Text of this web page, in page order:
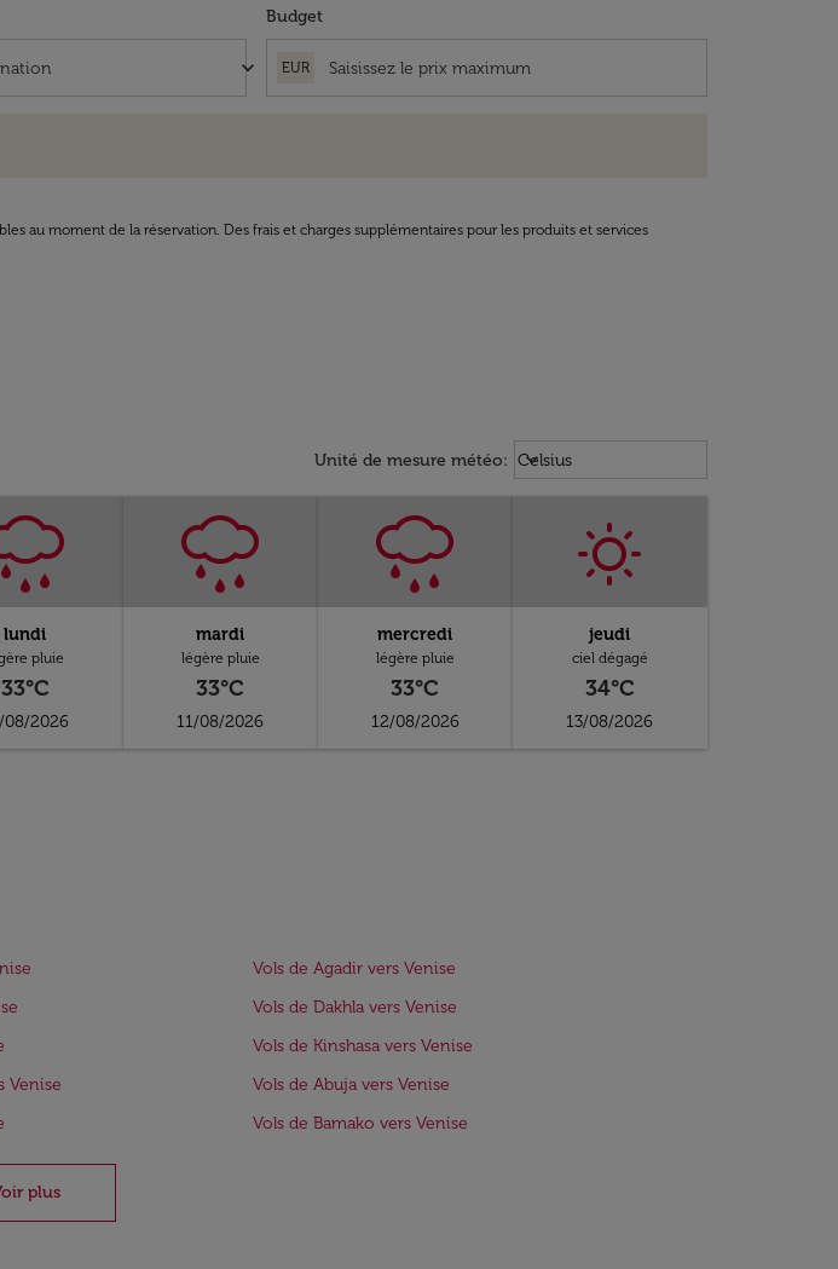
keyboard_arrow_down
Budget
EUR
au moment de la réservation. Des frais et charges supplémentaires pour les produits et services
Unité de mesure météo: Weather unit option Celsius
Celsius
keyboard_arrow_down
lundi
pluie
33°C
08/2026
mardi
légère pluie
33°C
11/08/2026
mercredi
légère pluie
33°C
12/08/2026
jeudi
ciel dégagé
34°C
13/08/2026
Vols de Agadir vers Venise
Vols de Dakhla vers Venise
Vols de Kinshasa vers Venise
Venise
Vols de Abuja vers Venise
Vols de Bamako vers Venise
plus